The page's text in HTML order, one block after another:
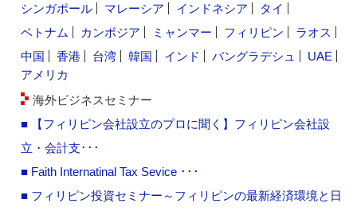
シンガポール
マレーシア インドネシア
タイ
ベトナム
カンボジア ミャンマー フィリピン
ラオス
中国
香港 台湾 韓国 インド バングラデシュ
UAE
アメリカ
海外ビジネスセミナー
■ 【フィリピン会社設立のプロに聞く】フィリピン会社設
立・会計支･･･
■ Faith Internatinal Tax Sevice ･･･
■ フィリピン投資セミナー～フィリピンの最新経済環境と日